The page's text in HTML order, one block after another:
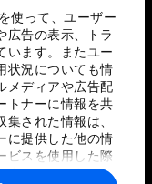
使って、ユーザー
広告の表示、トラ
います。またユー
状況についても情
メディアや広告配
トナーに情報を共
された情報は、
に提供した他の情
ビスを使用した際
合わされ、各パー